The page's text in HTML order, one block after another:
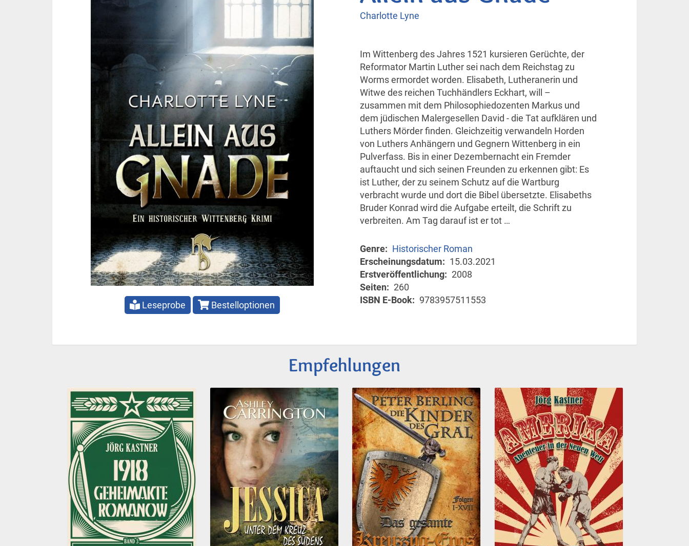
Leseprobe Bestelloptionen
Charlotte Lyne
Im Wittenberg des Jahres 1521 kursieren Gerüchte, der
Reformator Martin Luther sei nach dem Reichstag zu
Worms ermordet worden. Elisabeth, Lutheranerin und
Witwe des reichen Tuchhändlers Eckhart, will –
zusammen mit dem Philosophiedozenten Markus und
dem jüdischen Malergesellen David - die Tat aufklären und
Luthers Mörder finden. Gleichzeitig verwandeln Horden
von Luthers Anhängern und Gegnern Wittenberg in ein
Pulverfass. Bis in einer Dezembernacht ein Fremder
auftaucht und sich seinen Freunden zu erkennen gibt: Es
ist Luther, der zu seinem Schutz auf die Wartburg
verbracht wurde und dort die Bibel übersetzte. Elisabeths
Bruder Konrad wird die Aufgabe erteilt, die Schrift zu
verbreiten. Am Tag darauf ist er tot …
Genre
Historischer Roman
Erscheinungsdatum
15.03.2021
Erstveröffentlichung
2008
Seiten
260
ISBN E-Book
9783957511553
Empfehlungen